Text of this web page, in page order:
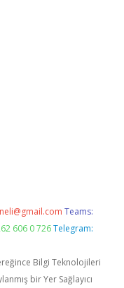
Teams:
606 0 726 Telegram:
Bilgi Teknolojileri
bir Yer Sağlayıcı